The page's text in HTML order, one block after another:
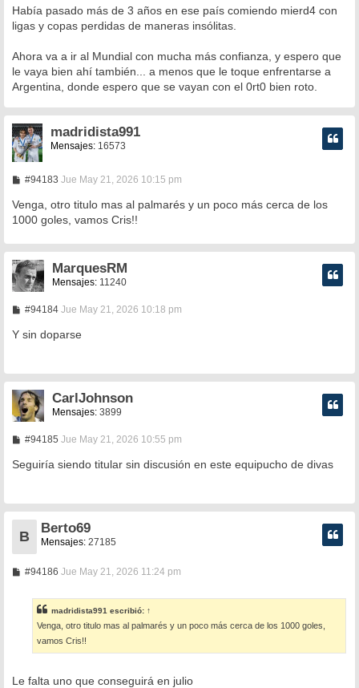
e
Había pasado más de 3 años en ese país comiendo mierd4 con
ligas y copas perdidas de maneras insólitas.
Ahora va a ir al Mundial con mucha más confianza, y espero que
le vaya bien ahí también... a menos que le toque enfrentarse a
Argentina, donde espero que se vayan con el 0rt0 bien roto.
madridista991
Mensajes: 16573
#94183M
n
a
e
Jue May 21, 2026 10:15 pm
Venga, otro titulo mas al palmarés y un poco más cerca de los
1000 goles, vamos Cris!!
MarquesRM
Mensajes: 11240
#94184M
n
e
Jue May 21, 2026 10:18 pm
Y sin doparse
CarlJohnson
Mensajes: 3899
#94185M
n
e
Jue May 21, 2026 10:55 pm
Seguiría siendo titular sin discusión en este equipucho de divas
B
Berto69
Mensajes: 27185
#94186M
a
j
e
Jue May 21, 2026 11:24 pm
madridista991 escribió: ↑
Venga, otro titulo mas al palmarés y un poco más cerca de los 1000 goles,
vamos Cris!!
Le falta uno que conseguirá en julio